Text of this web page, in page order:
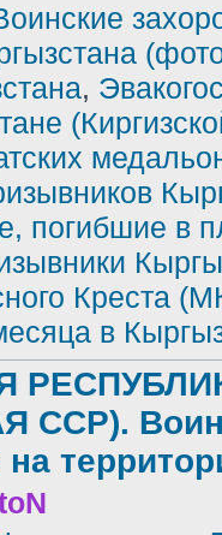
,
погибшие в
Креста
в
ССР).
на